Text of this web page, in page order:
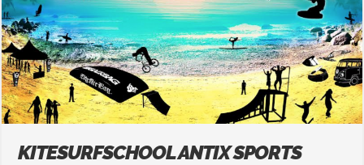
KITESURFSCHOOL ANTIX SPORTS